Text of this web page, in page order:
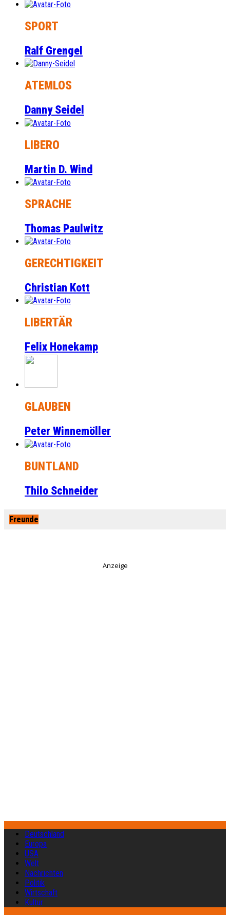
SPORT
Ralf Grengel
ATEMLOS
Danny Seidel
LIBERO
Martin D. Wind
SPRACHE
Thomas Paulwitz
GERECHTIGKEIT
Christian Kott
LIBERTÄR
Felix Honekamp
GLAUBEN
Peter Winnemöller
BUNTLAND
Thilo Schneider
Freunde
Anzeige
Deutschland
Europa
USA
Welt
Nachrichten
Politik
Wirtschaft
Kultur